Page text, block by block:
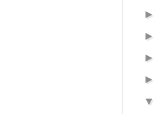
►
►
►
►
▼